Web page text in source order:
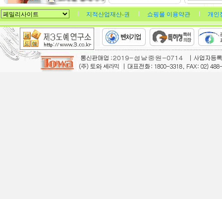
지적산업재산-권 쇼핑몰 이용약관 개인